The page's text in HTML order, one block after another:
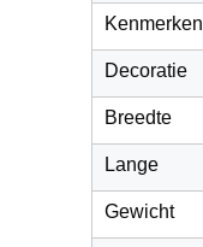
Kenmerken
Decoratie
Breedte
Lange
Gewicht